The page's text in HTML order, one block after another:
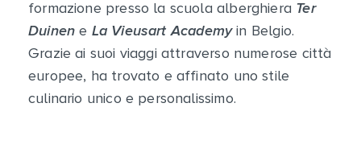
formazione presso la scuola alberghiera Ter
Duinen e La Vieusart Academyin Belgio.
Grazie ai suoi viaggi attraverso numerose città
europee, ha trovato e affinato uno stile
culinario unico e personalissimo.